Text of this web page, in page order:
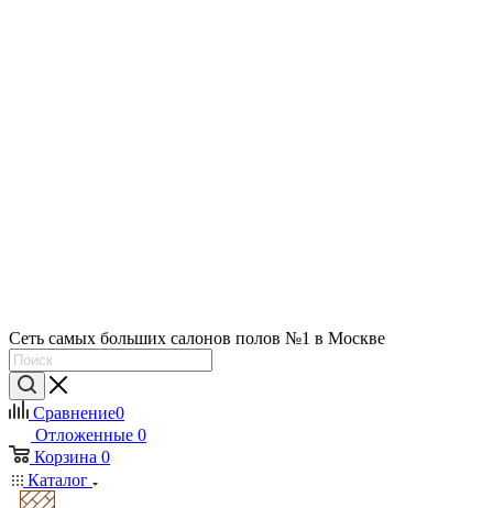
Сеть самых больших салонов полов №1 в Москве
Сравнение0
Отложенные 0
Корзина 0
Каталог